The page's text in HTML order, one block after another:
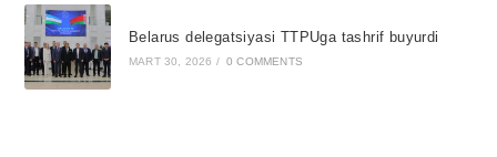
Belarus delegatsiyasi TTPUga tashrif buyurdi
MART 30, 2026 / 0 COMMENTS